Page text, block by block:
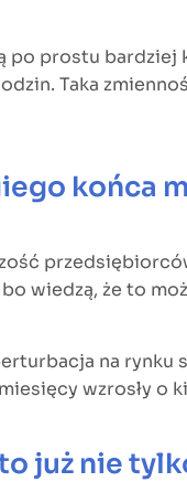
po prostu
Taka
końca
wiedzą, że to
na
wzrosły o
już nie